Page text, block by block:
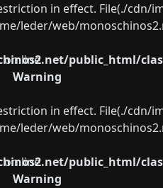
in effect. File(./
leder/web/
public_html/
on line
Warning
in effect. File(./
leder/web/
public_html/
on line
Warning